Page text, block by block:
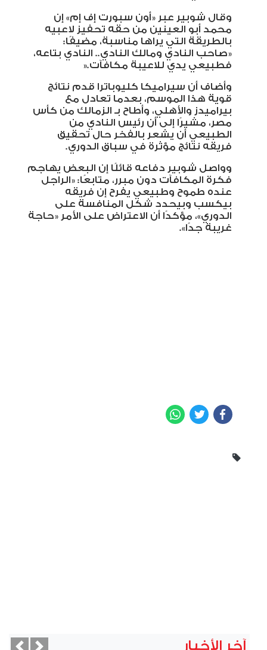
وقال شوبير عبر «أون سبورت إف إم» إن
محمد أبو العينين من حقه تحفيز لاعبيه
بالطريقة التي يراها مناسبة، مضيفًا:
«صاحب النادي ومالك النادي.. النادي بتاعه،
فطبيعي يدي للاعيبة مكافآت».
وأضاف أن سيراميكا كليوباترا قدم نتائج
قوية هذا الموسم، بعدما تعادل مع
بيراميدز والأهلي، وأطاح بـ الزمالك من كأس
مصر، مشيرًا إلى أن رئيس النادي من
الطبيعي أن يشعر بالفخر حال تحقيق
فريقه نتائج مؤثرة في سباق الدوري.
وواصل شوبير دفاعه قائلًا إن البعض يهاجم
فكرة المكافآت دون مبرر، متابعًا: «الراجل
عنده طموح وطبيعي يفرح إن فريقه
بيكسب وبيحدد شكل المنافسة على
الدوري»، مؤكدًا أن الاعتراض على الأمر «حاجة
غريبة جدًا».
Facebook
Twitter
آخر الأخبار